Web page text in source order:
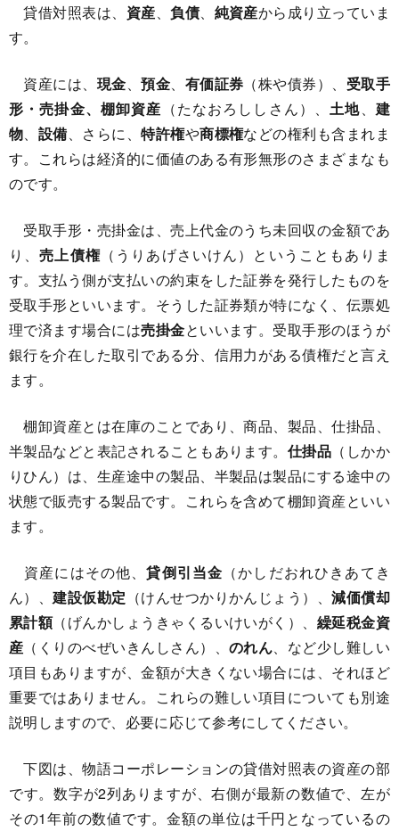
貸借対照表は、 資産、負債、 純資産から成り立っていま
す。
資産には、 現金、預金、 有価証券 （株や債券）、 受取手
形・売掛金、棚卸資産 （たなおろししさん）、土地、 建
物、 設備、さらに、特許権や商標権などの権利も含まれま
す。これらは経済的に価値のある有形無形のさまざまなも
のです。
受取手形・売掛金は、売上代金のうち未回収の金額であ
り、売上債権（うりあげさいけん）ということもありま
す。支払う側が支払いの約束をした証券を発行したものを
受取手形といいます。そうした証券類が特になく、伝票処
理で済ます場合には売掛金といいます。受取手形のほうが
銀行を介在した取引である分、信用力がある債権だと言え
ます。
棚卸資産とは在庫のことであり、商品、製品、仕掛品、
半製品などと表記されることもあります。 仕掛品 （しかか
りひん）は、生産途中の製品、半製品は製品にする途中の
状態で販売する製品です。これらを含めて棚卸資産といい
ます。
資産にはその他、貸倒引当金 （かしだおれひきあてき
ん）、建設仮勘定 （けんせつかりかんじょう）、減価償却
累計額（げんかしょうきゃくるいけいがく）、 繰延税金資
産 （くりのべぜいきんしさん）、 のれん、など少し難しい
項目もありますが、金額が大きくない場合には、それほど
重要ではありません。これらの難しい項目についても別途
説明しますので、必要に応じて参考にしてください。
下図は、物語コーポレーションの貸借対照表の資産の部
です。数字が2列ありますが、右側が最新の数値で、左が
その1年前の数値です。金額の単位は千円となっているの